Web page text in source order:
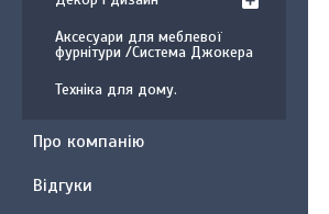
Аксесуари для меблевої
фурнітури /Система Джокера
Техніка для дому.
Про компанію
Відгуки